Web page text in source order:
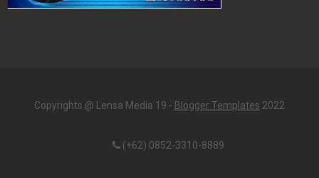
Copyrights @ Lensa Media 19 - Blogger Templates 2022
(+62) 0852-3310-8889